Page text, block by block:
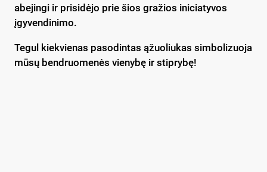
abejingi ir prisidėjo prie šios gražios iniciatyvos
įgyvendinimo.
Tegul kiekvienas pasodintas ąžuoliukas simbolizuoja
mūsų bendruomenės vienybę ir stiprybę!